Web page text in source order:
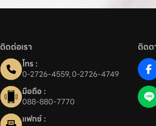
ติดต่อเรา
โทร :
0-2726-4559, 0-2726-4749
มือถือ :
088-880-7770
แฟกซ์ :
ติดต